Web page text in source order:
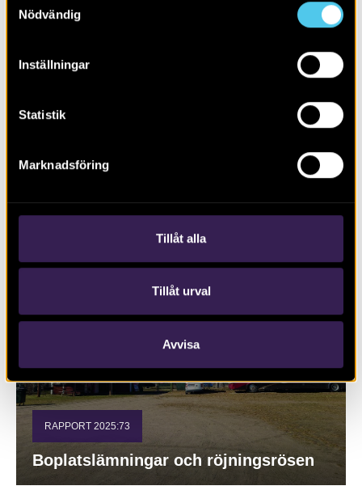
Nödvändig
Inställningar
Statistik
Marknadsföring
Tillåt alla
Tillåt urval
Avvisa
RAPPORT 2025:73
Boplatslämningar och röjningsrösen